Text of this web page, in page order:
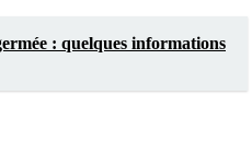
: quelques informations